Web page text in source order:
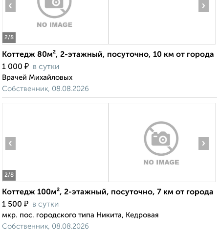
2/8
‹ ›
Коттедж 80м², 2-этажный, посуточно, 10 км от города
1 000 ₽ в сутки
Врачей Михайловых
Собственник, 08.08.2026
2/8
‹ ›
Коттедж 100м², 2-этажный, посуточно, 7 км от города
1 500 ₽ в сутки
мкр. пос. городского типа Никита, Кедровая
Собственник, 08.08.2026